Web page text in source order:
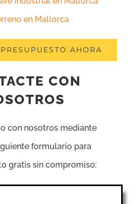
en Mallorca
AHORA
CON
con nosotros mediante
formulario para
gratis sin compromiso: